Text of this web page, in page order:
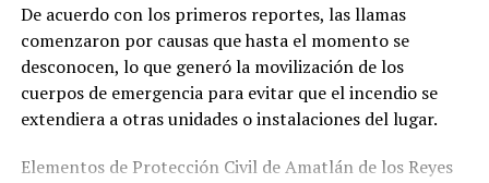
Los ahora sentenciados formaban parte de la Policía
Municipal de Coscomatepec durante la administración
del alcalde de Movimiento Ciudadano, Armando Reyes
Muñoz, y permanecerán recluidos en el Centro de
Reinserción Social de Mediana Seguridad de La Toma, en
Amatlán de los Reyes, donde cumplirán la condena.
De acuerdo con los primeros reportes, las llamas
comenzaron por causas que hasta el momento se
desconocen, lo que generó la movilización de los
cuerpos de emergencia para evitar que el incendio se
extendiera a otras unidades o instalaciones del lugar.
Elementos de Protección Civil de Amatlán de los Reyes